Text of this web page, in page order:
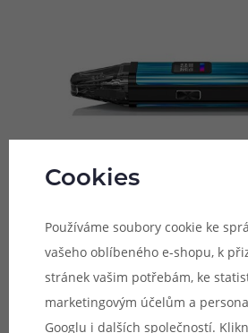
Pohodlnější plnění
V základním balení na vás čekají
Cookies
Používáme soubory cookie ke
vašeho oblíbeného e-shopu, k
stránek vašim potřebám, ke
marketingovým účelům a
Googlu i dalších společností.